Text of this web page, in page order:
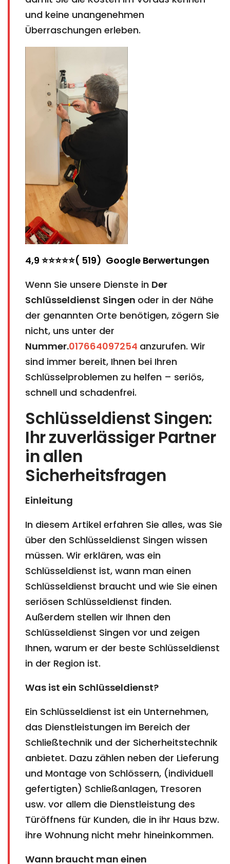
und keine unangenehmen
Überraschungen erleben.
4,9 ⭐⭐⭐⭐⭐( 519) Google Berwertungen
Wenn Sie unsere Dienste in Der
Schlüsseldienst Singen oder in der Nähe
der genannten Orte benötigen, zögern Sie
nicht, uns unter der
Nummer.017664097254 anzurufen. Wir
sind immer bereit, Ihnen bei Ihren
Schlüsselproblemen zu helfen – seriös,
schnell und schadenfrei.
Schlüsseldienst Singen:
Ihr zuverlässiger Partner
in allen
Sicherheitsfragen
Einleitung
In diesem Artikel erfahren Sie alles, was Sie
über den Schlüsseldienst Singen wissen
müssen. Wir erklären, was ein
Schlüsseldienst ist, wann man einen
Schlüsseldienst braucht und wie Sie einen
seriösen Schlüsseldienst finden.
Außerdem stellen wir Ihnen den
Schlüsseldienst Singen vor und zeigen
Ihnen, warum er der beste Schlüsseldienst
in der Region ist.
Was ist ein Schlüsseldienst?
Ein Schlüsseldienst ist ein Unternehmen,
das Dienstleistungen im Bereich der
Schließtechnik und der Sicherheitstechnik
anbietet. Dazu zählen neben der Lieferung
und Montage von Schlössern, (individuell
gefertigten) Schließanlagen, Tresoren
usw. vor allem die Dienstleistung des
Türöffnens für Kunden, die in ihr Haus bzw.
ihre Wohnung nicht mehr hineinkommen.
Wann braucht man einen